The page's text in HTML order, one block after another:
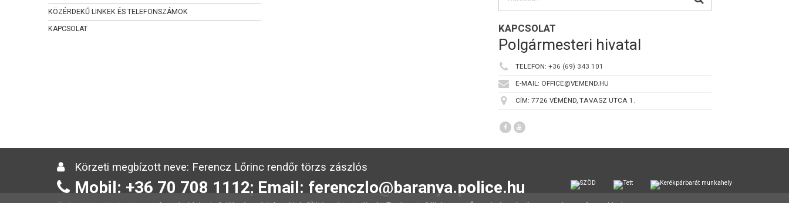
KÖZÉRDEKŰ LINKEK ÉS TELEFONSZÁMOK
KAPCSOLAT KAPCSOLAT
Polgármesteri hivatal
TELEFON: +36 (69) 343 101
E-MAIL: OFFICE@VEMEND.HU
CÍM: 7726 VÉMÉND, TAVASZ UTCA 1.
Körzeti megbízott neve: Ferencz Lőrinc rendőr törzs zászlós
Mobil: +36 70 708 1112; Email: ferenczlo@baranya.police.hu